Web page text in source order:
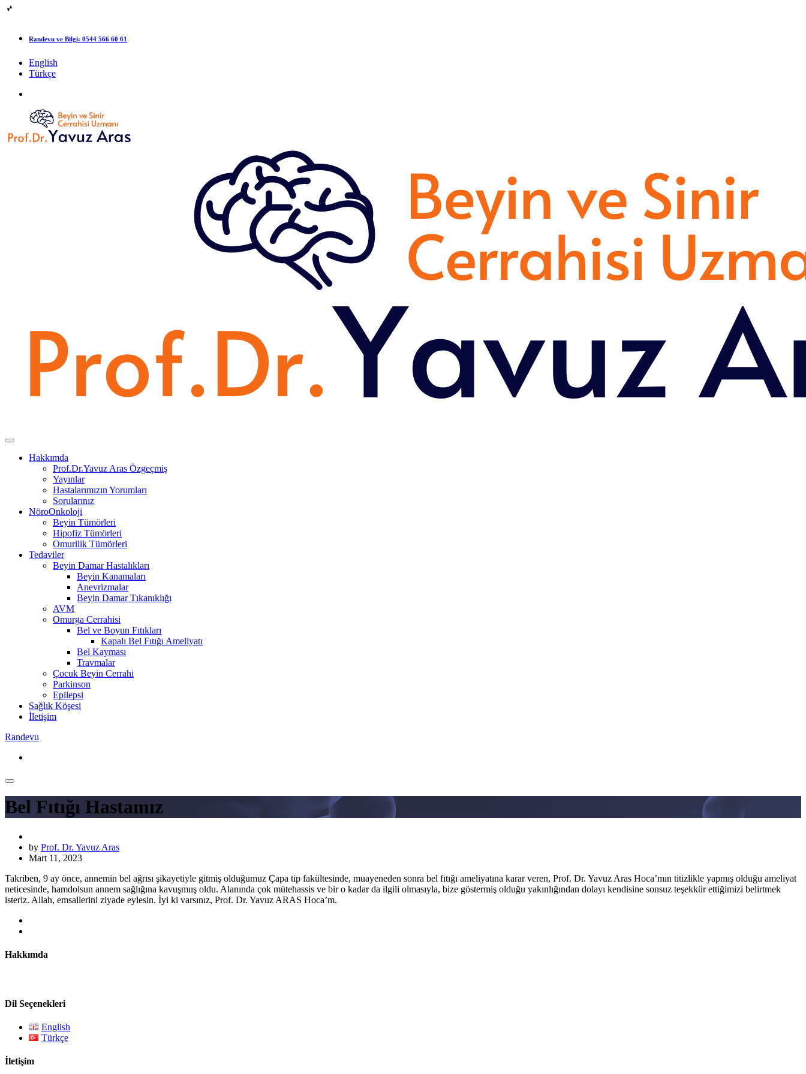
Randevu ve Bilgi: 0544 566 60 61
English
Türkçe
Hakkımda
Prof.Dr.Yavuz Aras Özgeçmiş
Yayınlar
Hastalarımızın Yorumları
Sorularınız
NöroOnkoloji
Beyin Tümörleri
Hipofiz Tümörleri
Omurilik Tümörleri
Tedaviler
Beyin Damar Hastalıkları
Beyin Kanamaları
Anevrizmalar
Beyin Damar Tıkanıklığı
AVM
Omurga Cerrahisi
Bel ve Boyun Fıtıkları
Kapalı Bel Fıtığı Ameliyatı
Bel Kayması
Travmalar
Çocuk Beyin Cerrahi
Parkinson
Epilepsi
Sağlık Köşesi
İletişim
Randevu
Bel Fıtığı Hastamız
by Prof. Dr. Yavuz Aras
Mart 11, 2023
Takriben, 9 ay önce, annemin bel ağrısı şikayetiyle gitmiş olduğumuz Çapa tip fakültesinde, muayeneden sonra bel fıtığı ameliyatına karar veren, Prof. Dr. Yavuz Aras Hoca’mın titizlikle yapmış olduğu ameliyat
neticesinde, hamdolsun annem sağlığına kavuşmuş oldu. Alanında çok mütehassis ve bir o kadar da ilgili olmasıyla, bize göstermiş olduğu yakınlığından dolayı kendisine sonsuz teşekkür ettiğimizi belirtmek
isteriz. Allah, emsallerini ziyade eylesin. İyi ki varsınız, Prof. Dr. Yavuz ARAS Hoca’m.
Hakkımda
Dil Seçenekleri
English
Türkçe
İletişim